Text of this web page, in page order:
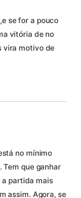
se for a pouco
vitória de no
vira motivo de
no mínimo
Tem que ganhar
a partida mais
assim. Agora, se